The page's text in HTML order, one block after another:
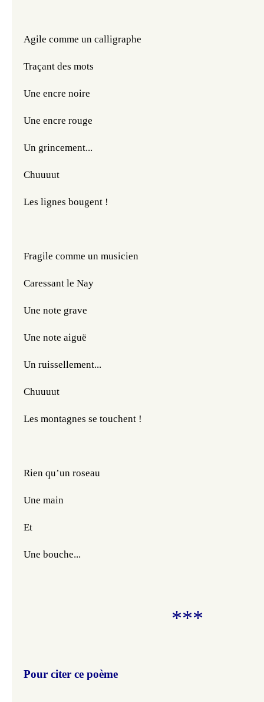
Agile comme un calligraphe
Traçant des mots
Une encre noire
Une encre rouge
Un grincement...
Chuuuut
Les lignes bougent !
Fragile comme un musicien
Caressant le Nay
Une note grave
Une note aiguë
Un ruissellement...
Chuuuut
Les montagnes se touchent !
Rien qu’un roseau
Une main
Et
Une bouche...
***
Pour citer ce poème